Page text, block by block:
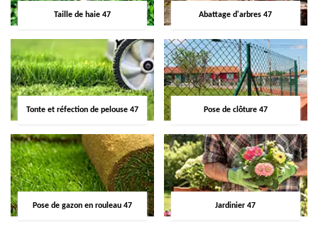
Taille de haie 47 Abattage d'arbres 47
Tonte et réfection de pelouse 47 Pose de clôture 47
Pose de gazon en rouleau 47 Jardinier 47